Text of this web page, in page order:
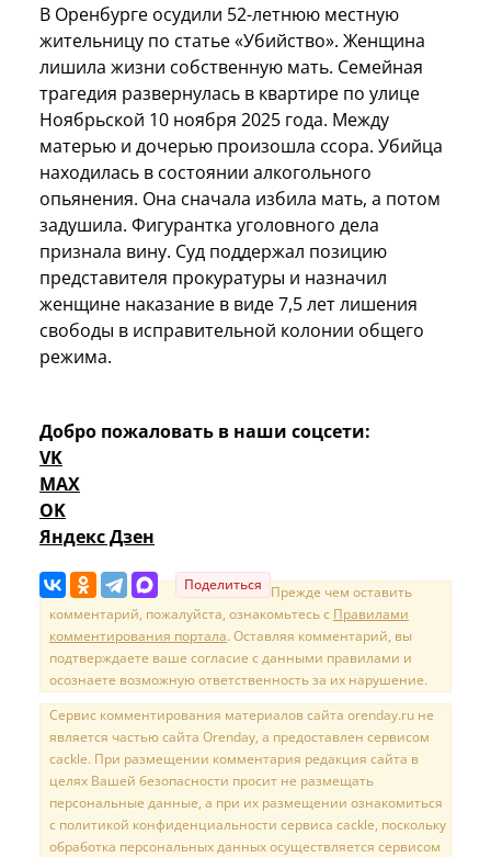
В Оренбурге осудили 52-летнюю местную
жительницу по статье «Убийство». Женщина
лишила жизни собственную мать. Семейная
трагедия развернулась в квартире по улице
Ноябрьской 10 ноября 2025 года. Между
матерью и дочерью произошла ссора. Убийца
находилась в состоянии алкогольного
опьянения. Она сначала избила мать, а потом
задушила. Фигурантка уголовного дела
признала вину. Суд поддержал позицию
представителя прокуратуры и назначил
женщине наказание в виде 7,5 лет лишения
свободы в исправительной колонии общего
режима.
Добро пожаловать в наши соцсети:
VK
MAX
OK
Яндекс Дзен
Поделиться Прежде чем оставить
комментарий, пожалуйста, ознакомьтесь с Правилами
комментирования портала. Оставляя комментарий, вы
подтверждаете ваше согласие с данными правилами и
осознаете возможную ответственность за их нарушение.
Сервис комментирования материалов сайта orenday.ru не
является частью сайта Orenday, а предоставлен сервисом
cackle. При размещении комментария редакция сайта в
целях Вашей безопасности просит не размещать
персональные данные, а при их размещении ознакомиться
с политикой конфиденциальности сервиса cackle, поскольку
обработка персональных данных осуществляется сервисом